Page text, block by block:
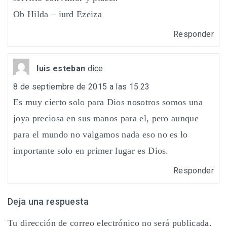
Ob Hilda – iurd Ezeiza
Responder
luis esteban dice:
8 de septiembre de 2015 a las 15:23
Es muy cierto solo para Dios nosotros somos una
joya preciosa en sus manos para el, pero aunque
para el mundo no valgamos nada eso no es lo
importante solo en primer lugar es Dios.
Responder
Deja una respuesta
Tu dirección de correo electrónico no será publicada.